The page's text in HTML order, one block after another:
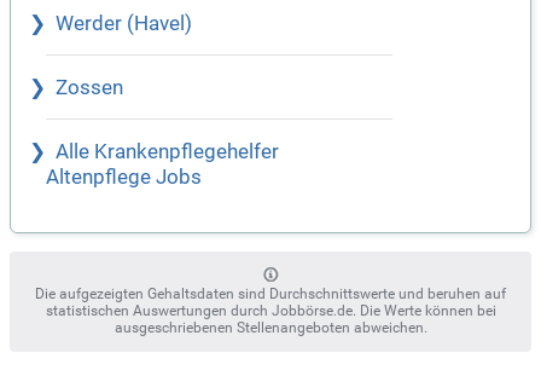
Werder (Havel)
Zossen
Alle Krankenpflegehelfer
Altenpflege Jobs
Die aufgezeigten Gehaltsdaten sind Durchschnittswerte und beruhen auf
statistischen Auswertungen durch Jobbörse.de. Die Werte können bei
ausgeschriebenen Stellenangeboten abweichen.